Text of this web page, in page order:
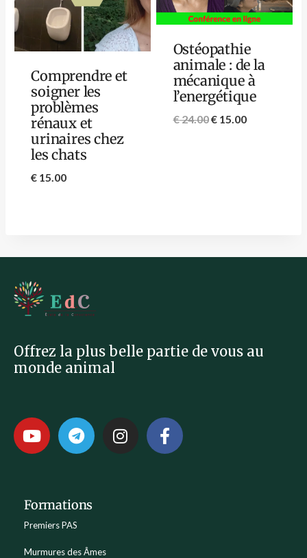
Comprendre et
soigner les
problèmes
rénaux et
urinaires chez
les chats
€ 15.00
Ostéopathie
animale : de la
mécanique à
l’energétique
€24.00€15.00
Offrez la plus belle partie de vous au
monde animal
Formations
Premiers PAS
Murmures des Âmes